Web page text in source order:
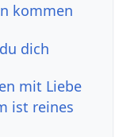
kommen
dich
mit Liebe
ist reines